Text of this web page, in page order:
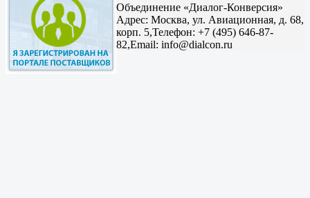
Объединение «Диалог-Конверсия»
Адрес: Москва, ул. Авиационная, д. 68,
корп. 5,Телефон: +7 (495) 646-87-
82,Email: info@dialcon.ru